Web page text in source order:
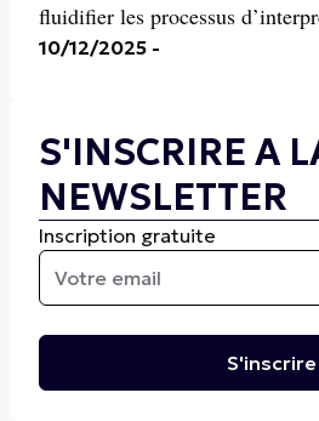
fluidifier les processus
10/12/2025 -
S'INSCRIRE A
NEWSLETTER
Inscription gratuite
S'inscrire